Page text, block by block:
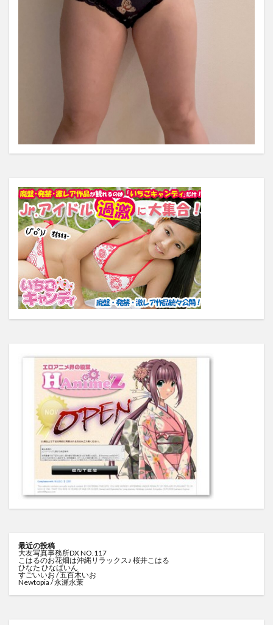
最近の投稿
大友写真事務所DX NO.117
こはるのお花畑は沖縄リラックス♪ 桜井こはる
ひなた ひなぱいん
すごいいお / 五百木いお
Newtopia / 永瀬永茉